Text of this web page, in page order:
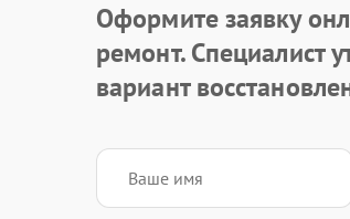
Оформите заявку
ремонт. Специалист
вариант